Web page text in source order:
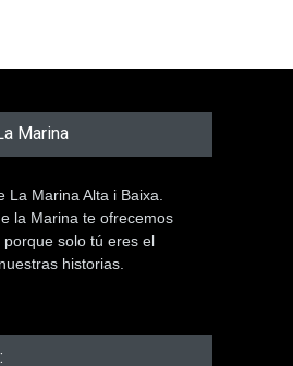
Marina
La Marina Alta i Baixa.
la Marina te ofrecemos
solo tú eres el
historias.